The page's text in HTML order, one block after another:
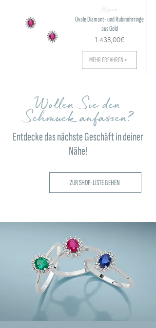
Regina
Ovale Diamant- und Rubinohrringe
aus Gold
1.438,00€
MEHR ERFAHREN >
Wollen Sie den
Schmuck anfassen?
Entdecke das nächste Geschäft in deiner
Nähe!
ZUR SHOP-LISTE GEHEN